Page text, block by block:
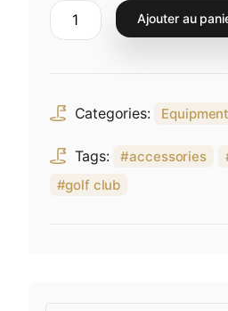
quantité
de
with
logo
Ajouter au
Categories: Equipment
Tags: accessories
golf club